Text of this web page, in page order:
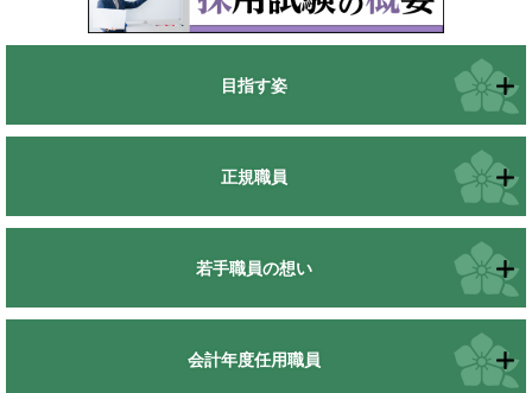
目指す姿
正規職員
若手職員の想い
会計年度任用職員